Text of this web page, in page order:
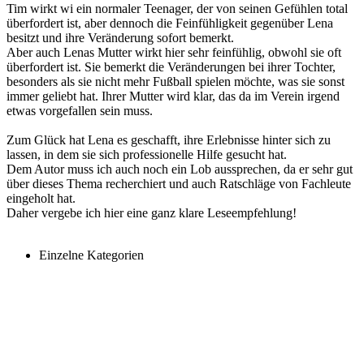
Tim wirkt wi ein normaler Teenager, der von seinen Gefühlen total
überfordert ist, aber dennoch die Feinfühligkeit gegenüber Lena
besitzt und ihre Veränderung sofort bemerkt.
Aber auch Lenas Mutter wirkt hier sehr feinfühlig, obwohl sie oft
überfordert ist. Sie bemerkt die Veränderungen bei ihrer Tochter,
besonders als sie nicht mehr Fußball spielen möchte, was sie sonst
immer geliebt hat. Ihrer Mutter wird klar, das da im Verein irgend
etwas vorgefallen sein muss.
Zum Glück hat Lena es geschafft, ihre Erlebnisse hinter sich zu
lassen, in dem sie sich professionelle Hilfe gesucht hat.
Dem Autor muss ich auch noch ein Lob aussprechen, da er sehr gut
über dieses Thema recherchiert und auch Ratschläge von Fachleute
eingeholt hat.
Daher vergebe ich hier eine ganz klare Leseempfehlung!
Einzelne Kategorien